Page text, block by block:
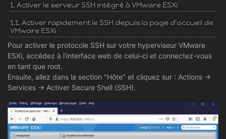
1. Activer le serveur SSH intégré à VMware ESXi
1.1. Activer rapidement le SSH depuis la page d'accueil de
VMware ESXi
Pour activer le protocole SSH sur votre hyperviseur VMware
ESXi, accédez à l'interface web de celui-ci et connectez-vous
en tant que root.
Ensuite, allez dans la section "Hôte" et cliquez sur : Actions ->
Services -> Activer Secure Shell (SSH).